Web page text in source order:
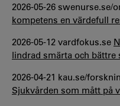
2026-05-26 swenurse.se/
kompetens en värdefull
2026-05-12 vardfokus.se
lindrad smärta och bättre
2026-04-21 kau.se/
Sjukvården som mått på